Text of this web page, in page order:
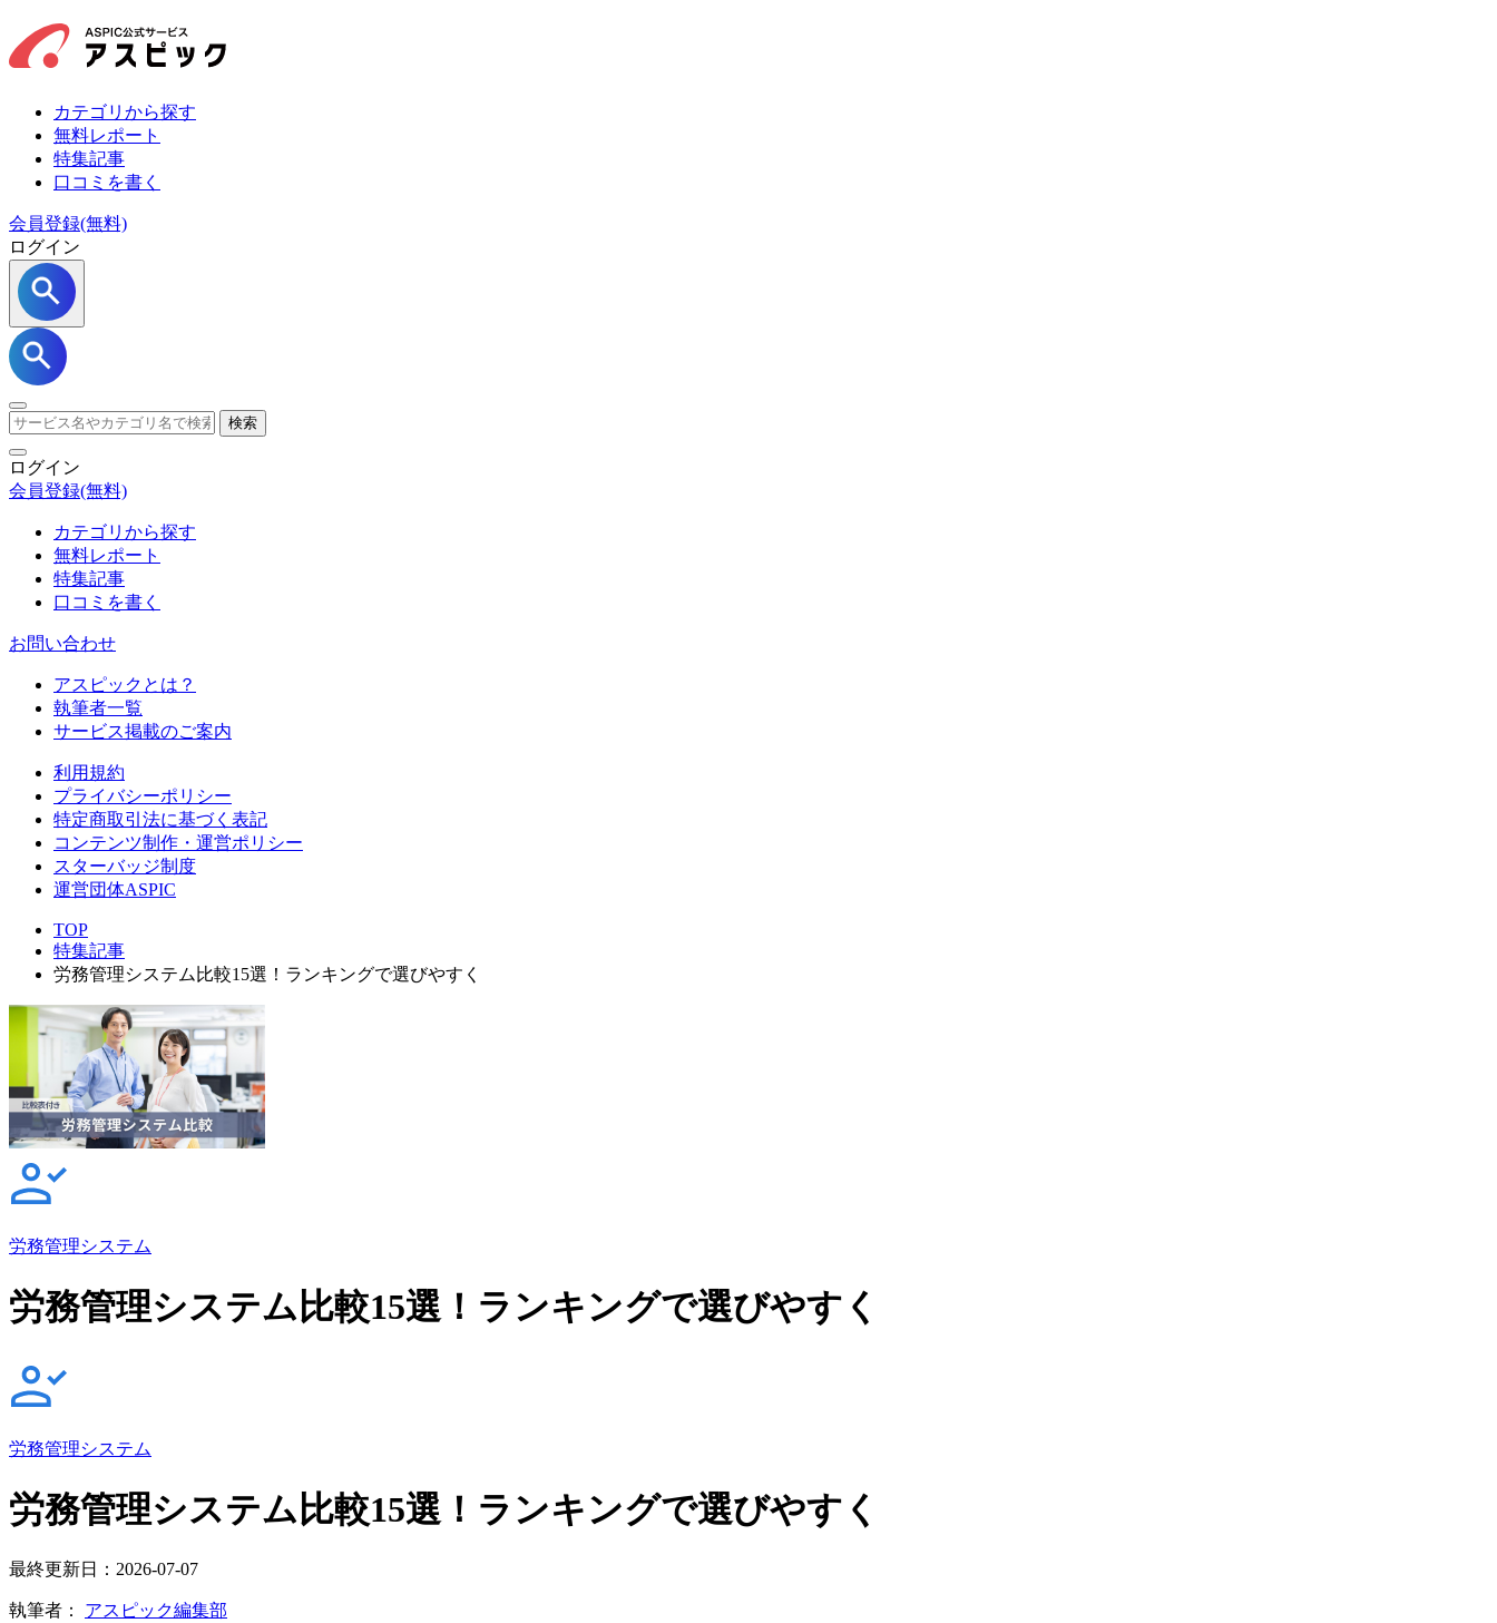
カテゴリから探す
無料レポート
特集記事
口コミを書く
会員登録(無料)
ログイン
検索
ログイン
会員登録(無料)
カテゴリから探す
無料レポート
特集記事
口コミを書く
お問い合わせ
アスピックとは？
執筆者一覧
サービス掲載のご案内
利用規約
プライバシーポリシー
特定商取引法に基づく表記
コンテンツ制作・運営ポリシー
スターバッジ制度
運営団体ASPIC
TOP
特集記事
労務管理システム比較15選！ランキングで選びやすく
労務管理システム
労務管理システム比較15選！ランキングで選びやすく
労務管理システム
労務管理システム比較15選！ランキングで選びやすく
最終更新日：2026-07-07
執筆者： アスピック編集部